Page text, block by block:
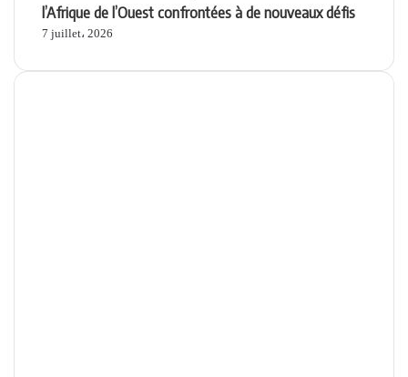
l’Afrique de l’Ouest confrontées à de nouveaux défis
7 juillet، 2026